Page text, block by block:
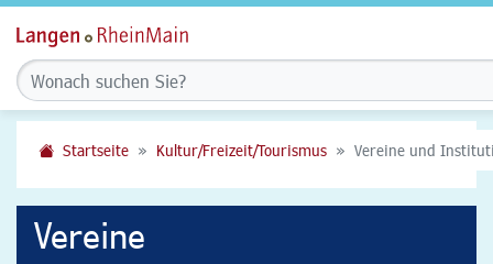
Startseite Kultur/Freizeit/Tourismus Vereine und
Vereine